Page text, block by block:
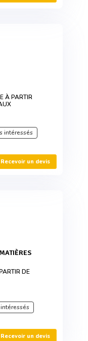
À PARTIR
intéressés
Recevoir un devis
DE
Recevoir un devis